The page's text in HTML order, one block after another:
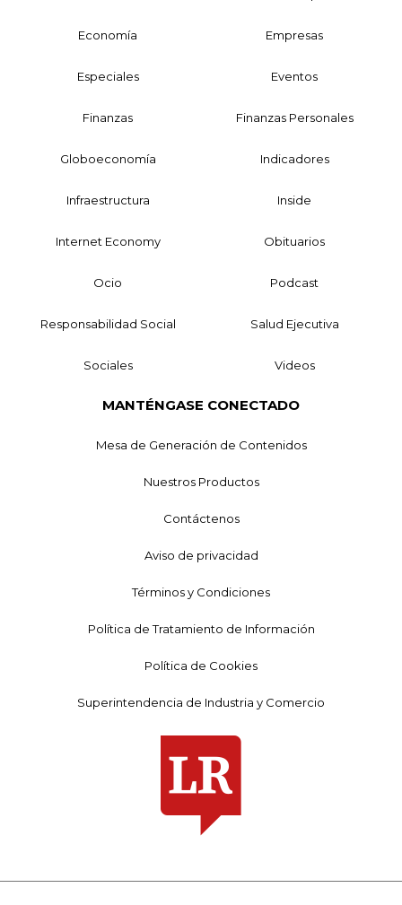
Economía Empresas
Especiales Eventos
Finanzas Finanzas Personales
Globoeconomía Indicadores
Infraestructura Inside
Internet Economy Obituarios
Ocio Podcast
Responsabilidad Social Salud Ejecutiva
Sociales Videos
MANTÉNGASE CONECTADO
Mesa de Generación de Contenidos
Nuestros Productos
Contáctenos
Aviso de privacidad
Términos y Condiciones
Política de Tratamiento de Información
Política de Cookies
Superintendencia de Industria y Comercio